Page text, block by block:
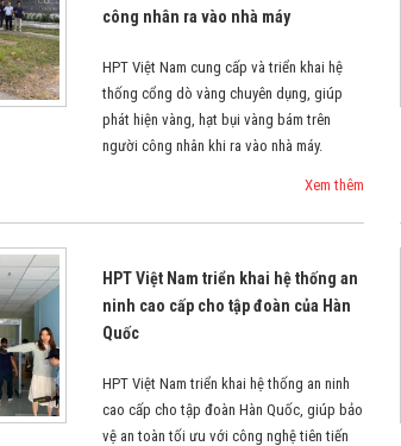
công nhân ra vào nhà máy
HPT Việt Nam cung cấp và triển khai hệ
thống cổng dò vàng chuyên dụng, giúp
phát hiện vàng, hạt bụi vàng bám trên
người công nhân khi ra vào nhà máy.
Xem thêm
HPT Việt Nam triển khai hệ thống an
ninh cao cấp cho tập đoàn của Hàn
Quốc
HPT Việt Nam triển khai hệ thống an ninh
cao cấp cho tập đoàn Hàn Quốc, giúp bảo
vệ an toàn tối ưu với công nghệ tiên tiến